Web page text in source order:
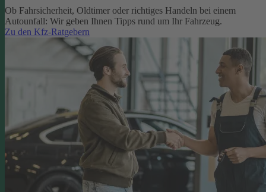
Ob Fahrsicherheit, Oldtimer oder richtiges Handeln bei einem
Autounfall: Wir geben Ihnen Tipps rund um Ihr Fahrzeug.
Zu den Kfz-Ratgebern